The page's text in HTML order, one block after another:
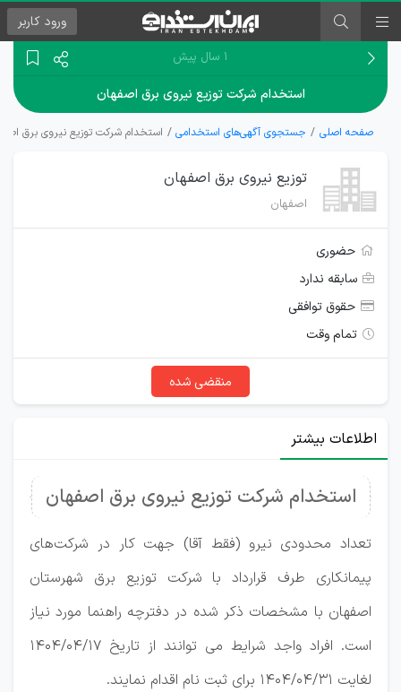
ورود کاربر
۱ سال پیش
استخدام شرکت توزیع نیروی برق اصفهان
صفحه اصلی جستجوی آگهی‌های استخدامی استخدام شرکت توزیع نیروی برق
توزیع نیروی برق اصفهان
اصفهان
حضوری
سابقه ندارد
حقوق توافقی
تمام وقت
منقضی شده
اطلاعات بیشتر
استخدام شرکت توزیع نیروی برق اصفهان
تعداد محدودی نیرو (فقط آقا) جهت کار در شرکت‌های
پیمانکاری طرف قرارداد با شرکت توزیع برق شهرستان
اصفهان با مشخصات ذکر شده در دفترچه راهنما مورد نیاز
است. افراد واجد شرایط می توانند از تاریخ 1404/04/17
لغایت 1404/04/31 برای ثبت نام اقدام نمایند.